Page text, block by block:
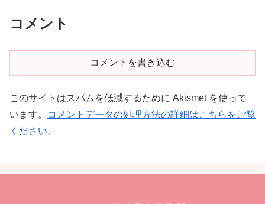
コメント
コメントを書き込む
このサイトはスパムを低減するために Akismet を使って
います。
コメントデータの処理方法の詳細はこちらをご覧
ください。